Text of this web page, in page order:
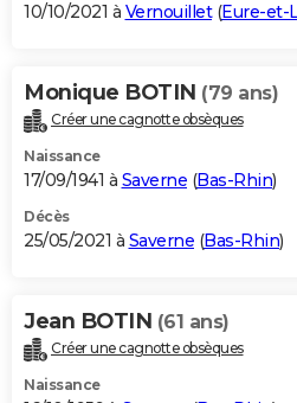
10/10/2021 à Vernouillet(Eure-et-
Monique BOTIN (79 ans)
Créer une cagnotte obsèques
Naissance
17/09/1941 à Saverne (Bas-Rhin)
Décès
25/05/2021 à Saverne (Bas-Rhin)
Jean BOTIN (61 ans)
Créer une cagnotte obsèques
Naissance